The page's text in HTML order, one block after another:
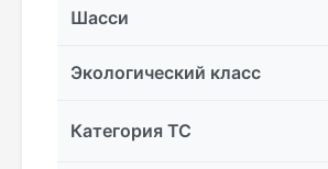
Шасси
Экологический класс
Категория ТС